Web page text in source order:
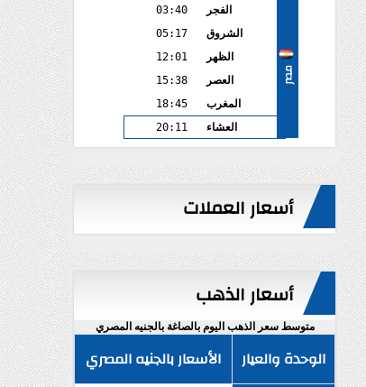
مصر
الفجر
03:40
الشروق
05:17
الظهر
12:01
العصر
15:38
المغرب
18:45
العشاء
20:11
أسعار العملات
أسعار الذهب
متوسط سعر الذهب اليوم بالصاغة بالجنيه المصري
الوحدة والعيار الأسعار بالجنيه المصري